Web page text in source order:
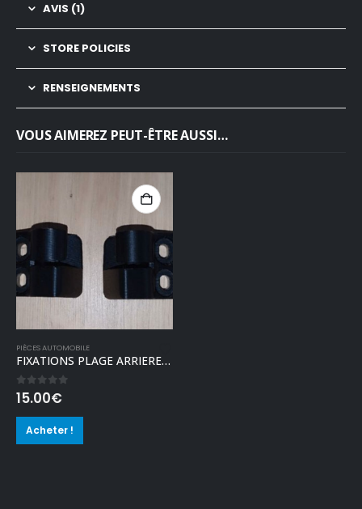
AVIS (1)
STORE POLICIES
RENSEIGNEMENTS
VOUS AIMEREZ PEUT-ÊTRE AUSSI…
PIÈCES AUTOMOBILE
FIXATIONS PLAGE ARRIERE 205GTI
0out of 5
15.00€
Acheter !